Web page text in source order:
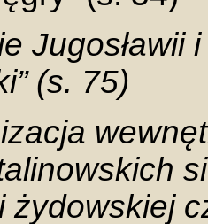
Jugosławii
(s. 75)